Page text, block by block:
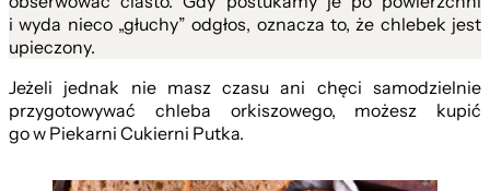
i wyda nieco „głuchy” odgłos, oznacza to, że chlebek jest
upieczony.
Jeżeli jednak nie masz czasu ani chęci samodzielnie
przygotowywać chleba orkiszowego, możesz kupić
go w Piekarni Cukierni Putka.